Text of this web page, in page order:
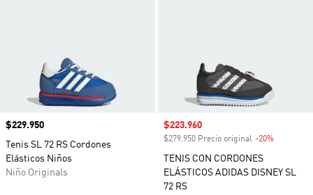
Precio
$229.950
Tenis SL 72 RS Cordones
Elásticos Niños
Niño Originals
Precio de venta
$223.960
$279.950 Precio original -20%
TENIS CON CORDONES
ELÁSTICOS ADIDAS DISNEY SL
72 RS